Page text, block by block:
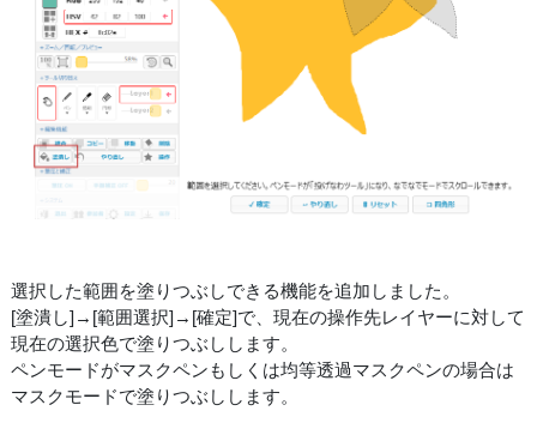
選択した範囲を塗りつぶしできる機能を追加しました。
[塗潰し]→[範囲選択]→[確定]で、現在の操作先レイヤーに対して
現在の選択色で塗りつぶしします。
ペンモードがマスクペンもしくは均等透過マスクペンの場合は
マスクモードで塗りつぶしします。